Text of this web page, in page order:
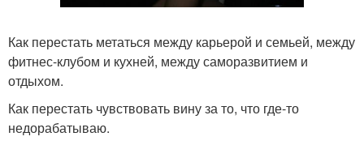
Как перестать метаться между карьерой и семьей, между
фитнес-клубом и кухней, между саморазвитием и
отдыхом.
Как перестать чувствовать вину за то, что где-то
недорабатываю.